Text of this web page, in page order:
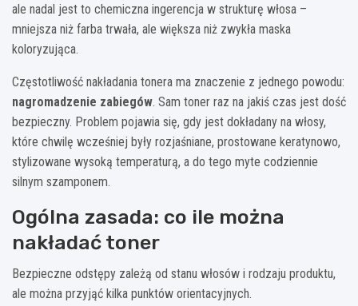
ale nadal jest to chemiczna ingerencja w strukturę włosa –
mniejsza niż farba trwała, ale większa niż zwykła maska
koloryzująca.
Częstotliwość nakładania tonera ma znaczenie z jednego powodu:
nagromadzenie zabiegów. Sam toner raz na jakiś czas jest dość
bezpieczny. Problem pojawia się, gdy jest dokładany na włosy,
które chwilę wcześniej były rozjaśniane, prostowane keratynowo,
stylizowane wysoką temperaturą, a do tego myte codziennie
silnym szamponem.
Ogólna zasada: co ile można
nakładać toner
Bezpieczne odstępy zależą od stanu włosów i rodzaju produktu,
ale można przyjąć kilka punktów orientacyjnych.